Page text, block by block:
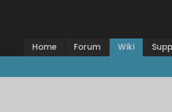
Home Forum Wiki